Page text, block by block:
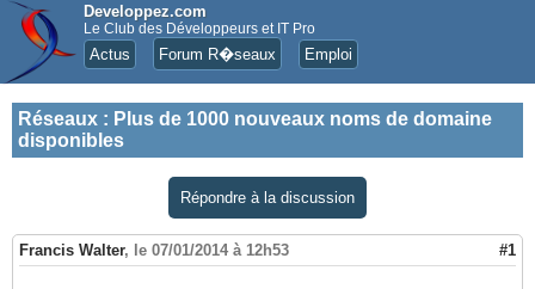
Developpez.com
Le Club des Développeurs et IT Pro
Actus Forum R�seaux Emploi
Réseaux : Plus de 1000 nouveaux noms de domaine
disponibles
Répondre à la discussion
Francis Walter, le 07/01/2014 à 12h53 #1